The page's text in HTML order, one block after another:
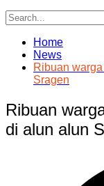
Home
News
Ribuan
Sragen
Ribuan
di alun alun